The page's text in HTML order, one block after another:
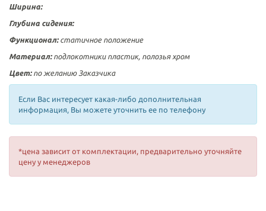
Ширина:
Глубина сидения:
Функционал: статичное положение
Материал: подлокотники пластик, полозья хром
Цвет:по желанию Заказчика
Если Вас интересует какая-либо дополнительная
информация, Вы можете уточнить ее по телефону
*цена зависит от комплектации, предварительно уточняйте
цену у менеджеров